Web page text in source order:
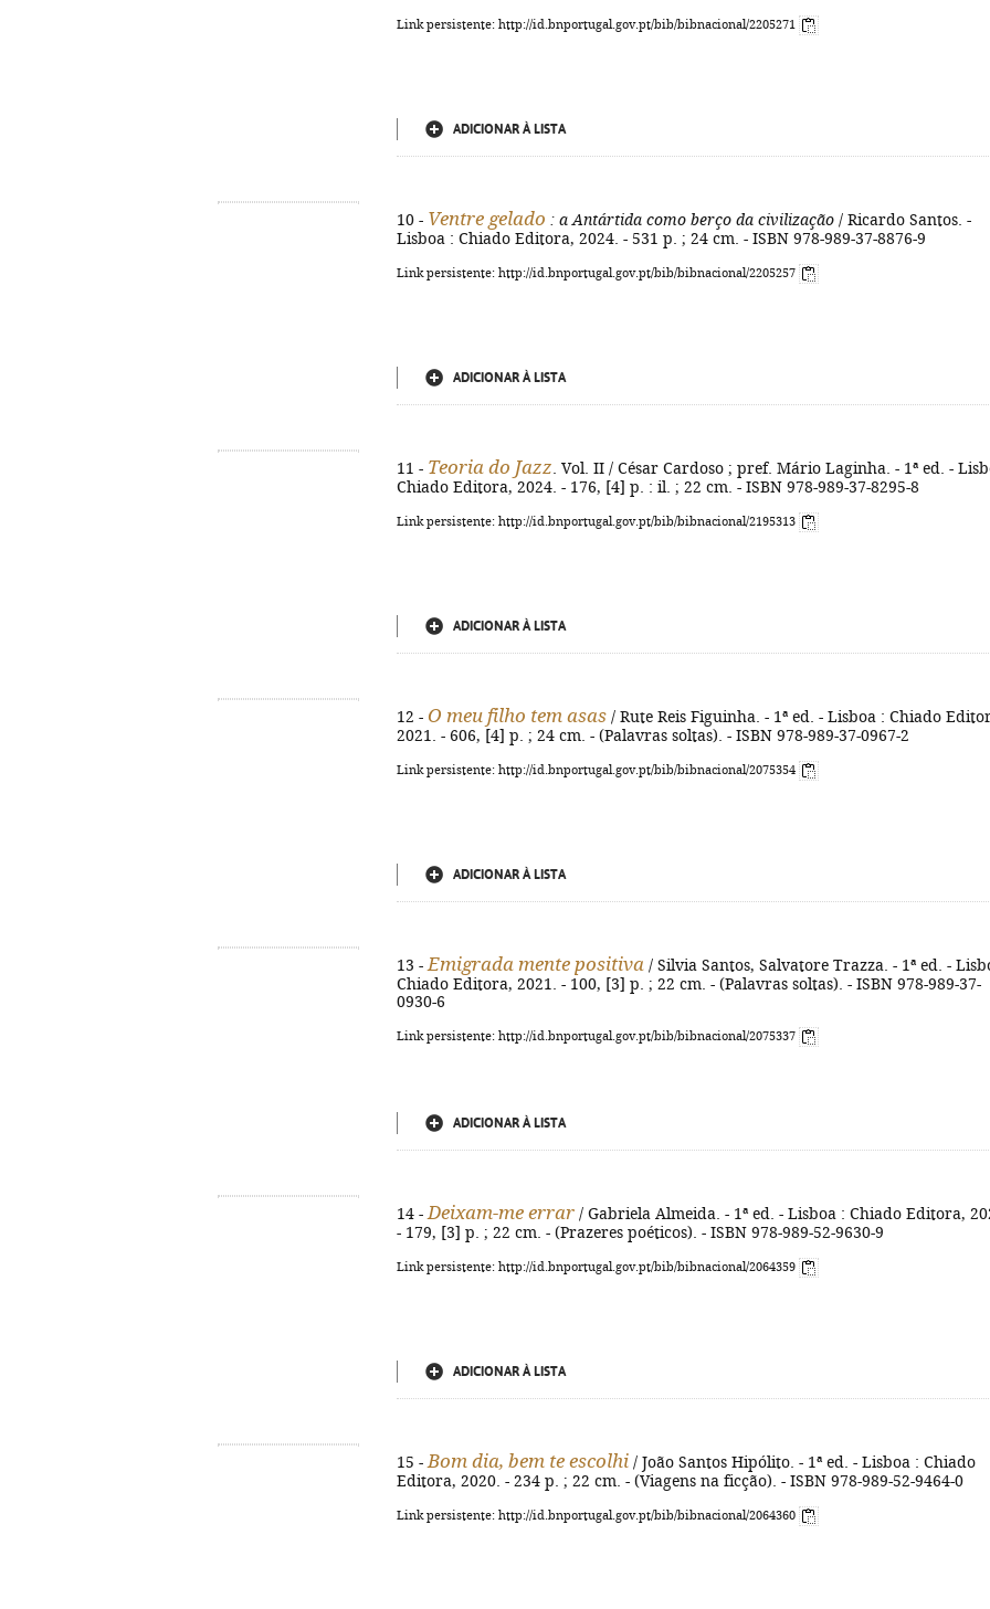
Link persistente: http://id.bnportugal.gov.pt/bib/bibnacional/2205271
ADICIONAR À LISTA
10 - Ventre gelado : a Antártida como berço da civilização / Ricardo Santos. -
Lisboa : Chiado Editora, 2024. - 531 p. ; 24 cm. - ISBN 978-989-37-8876-9
Link persistente: http://id.bnportugal.gov.pt/bib/bibnacional/2205257
ADICIONAR À LISTA
11 - Teoria do Jazz . Vol. II / César Cardoso ; pref. Mário Laginha. - 1ª ed. -
Chiado Editora, 2024. - 176, [4] p. : il. ; 22 cm. - ISBN 978-989-37-8295-8
Link persistente: http://id.bnportugal.gov.pt/bib/bibnacional/2195313
ADICIONAR À LISTA
12 - O meu filho tem asas / Rute Reis Figuinha. - 1ª ed. - Lisboa : Chiado
2021. - 606, [4] p. ; 24 cm. - (Palavras soltas). - ISBN 978-989-37-0967-2
Link persistente: http://id.bnportugal.gov.pt/bib/bibnacional/2075354
ADICIONAR À LISTA
13 - Emigrada mente positiva / Silvia Santos, Salvatore Trazza. - 1ª ed. -
Chiado Editora, 2021. - 100, [3] p. ; 22 cm. - (Palavras soltas). - ISBN 978-989-37-
0930-6
Link persistente: http://id.bnportugal.gov.pt/bib/bibnacional/2075337
ADICIONAR À LISTA
14 - Deixam-me errar / Gabriela Almeida. - 1ª ed. - Lisboa : Chiado Editora,
- 179, [3] p. ; 22 cm. - (Prazeres poéticos). - ISBN 978-989-52-9630-9
Link persistente: http://id.bnportugal.gov.pt/bib/bibnacional/2064359
ADICIONAR À LISTA
15 - Bom dia, bem te escolhi / João Santos Hipólito. - 1ª ed. - Lisboa : Chiado
Editora, 2020. - 234 p. ; 22 cm. - (Viagens na ficção). - ISBN 978-989-52-9464-0
Link persistente: http://id.bnportugal.gov.pt/bib/bibnacional/2064360